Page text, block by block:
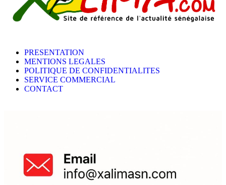
PRESENTATION
MENTIONS LEGALES
POLITIQUE DE CONFIDENTIALITES
SERVICE COMMERCIAL
CONTACT